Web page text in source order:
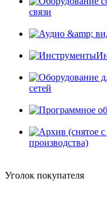
связи
сетей
производства)
Уголок покупателя